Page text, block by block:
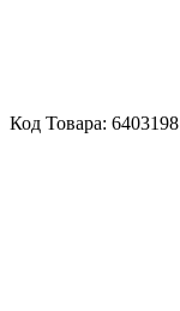
Код Товара: 6403198